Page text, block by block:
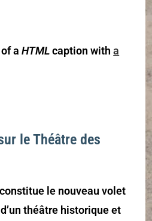
of aHTMLcaption witha
le Théâtre des
le nouveau volet
théâtre historique et